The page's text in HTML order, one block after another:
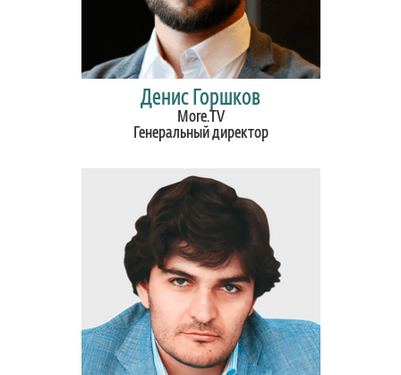
Дениc Горшков
More.TV
Генеральный директор